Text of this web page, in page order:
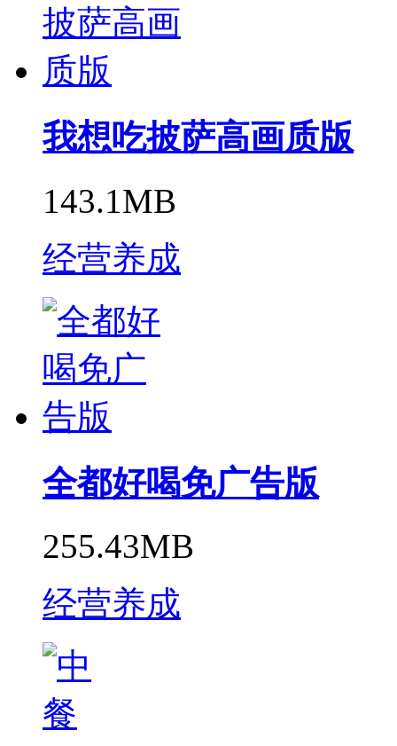
我想吃披萨高画质版
143.1MB
经营养成
全都好喝免广告版
255.43MB
经营养成